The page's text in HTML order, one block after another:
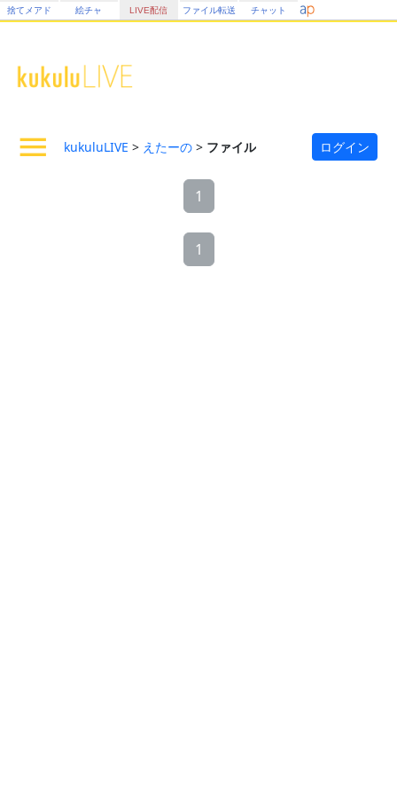
捨てメアド 絵チャ LIVE配信 ファイル転送 チャット
kukuluLIVE > えたーの > ファイル ログイン
1
1